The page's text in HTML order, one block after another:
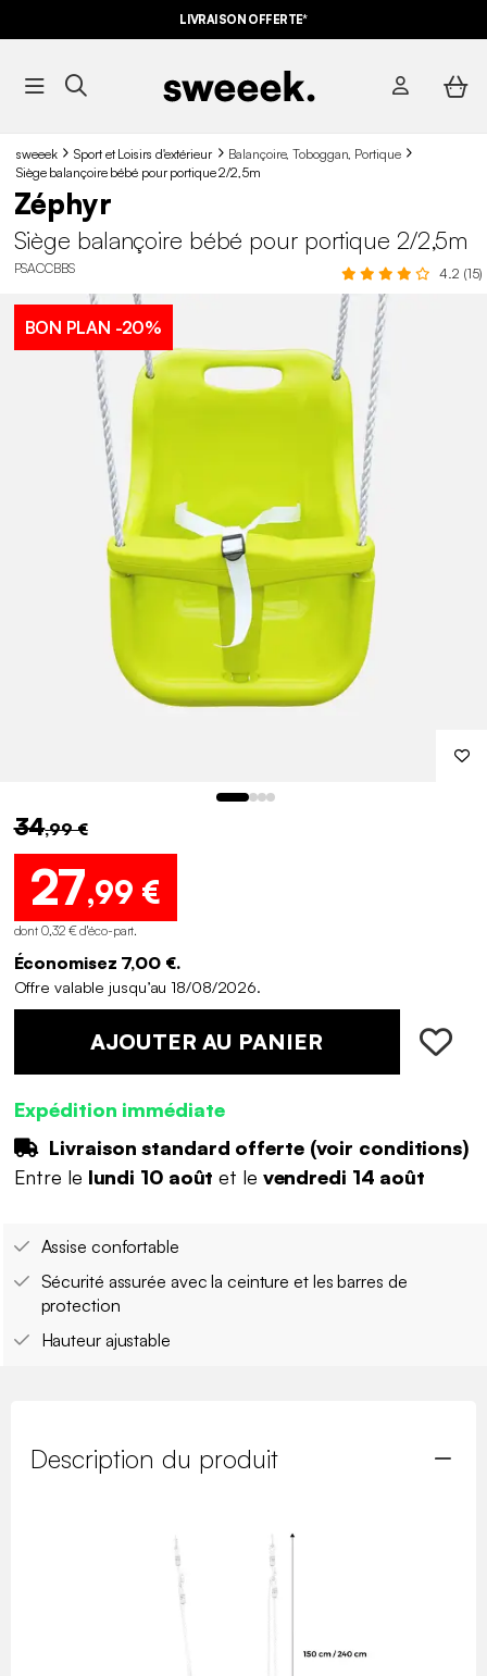
LIVRAISON OFFERTE*
sweeek Sport et Loisirs d'extérieur
Balançoire, Toboggan, Portique
Siège balançoire bébé pour portique 2/2,5m
Zéphyr
Siège balançoire bébé pour portique 2/2,5m
PSACCBBS 4.2 (15)
BON PLAN -20%
34,99 €
27,99 €
dont 0,32 € d'éco-part.
Économisez 7,00 €.
Offre valable jusqu’au 18/08/2026.
AJOUTER AU PANIER
Expédition immédiate
Livraison standard offerte (voir conditions)
Entre le lundi 10 août et le vendredi 14 août
Assise confortable
Sécurité assurée avec la ceinture et les barres de
protection
Hauteur ajustable
Description du produit